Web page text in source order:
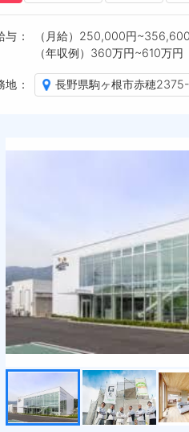
めての方へ】
野県の求人検索で選ばれる理由
与
（月給）250,000円
（年収例）360万円~610万円
地 長野県駒ヶ根市赤穂